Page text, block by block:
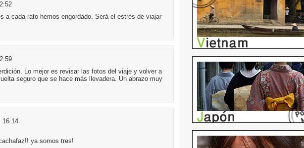
a cada rato hemos engordado. Será el estrés de viajar
Lo mejor es revisar las fotos del viaje y volver a
seguro que se hace más llevadera. Un abrazo muy
16:14
ya somos tres!